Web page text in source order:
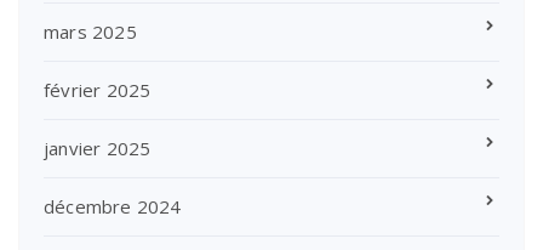
mars 2025
février 2025
janvier 2025
décembre 2024